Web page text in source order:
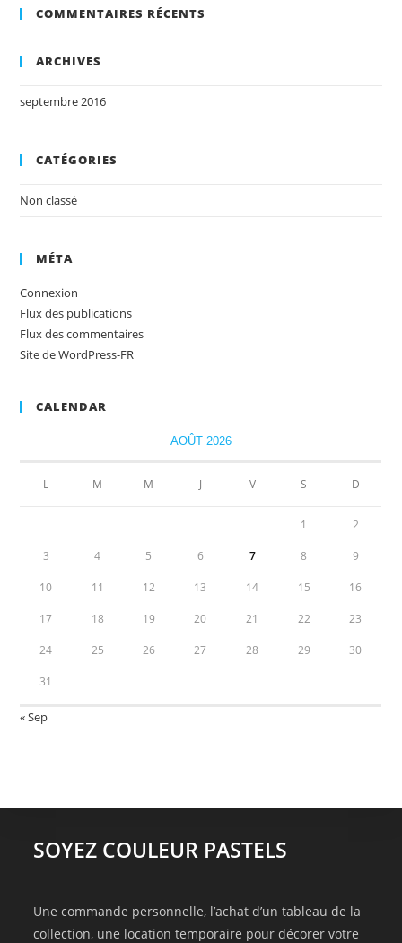
COMMENTAIRES RÉCENTS
ARCHIVES
septembre 2016
CATÉGORIES
Non classé
MÉTA
Connexion
Flux des publications
Flux des commentaires
Site de WordPress-FR
CALENDAR
AOÛT 2026
L M M J V S D
1 2
3 4 5 6 7 8 9
10 11 12 13 14 15 16
17 18 19 20 21 22 23
24 25 26 27 28 29 30
31
« Sep
SOYEZ COULEUR PASTELS
Une commande personnelle, l’achat d’un tableau de la
collection, une location temporaire pour décorer votre